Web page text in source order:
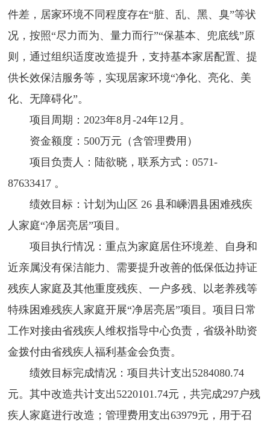
件差，居家环境不同程度存在“脏、乱、黑、臭”等状
况，按照“尽力而为、量力而行”“保基本、兜底线”原
则，通过组织适度改造提升，支持基本家居配置、提
供长效保洁服务等，实现居家环境“净化、亮化、美
化、无障碍化”。
项目周期：2023年8月-24年12月。
资金额度：500万元（含管理费用）
项目负责人：陆欲晓，联系方式：0571-
87633417 。
绩效目标：计划为山区 26 县和嵊泗县困难残疾
人家庭“净居亮居”项目。
项目执行情况：重点为家庭居住环境差、自身和
近亲属没有保洁能力、需要提升改善的低保低边持证
残疾人家庭及其他重度残疾、一户多残、以老养残等
特殊困难残疾人家庭开展“净居亮居”项目。项目日常
工作对接由省残疾人维权指导中心负责，省级补助资
金拨付由省残疾人福利基金会负责。
绩效目标完成情况：项目共计支出5284080.74
元。其中改造共计支出5220101.74元，共完成297户残
疾人家庭进行改造；管理费用支出63979元，用于召